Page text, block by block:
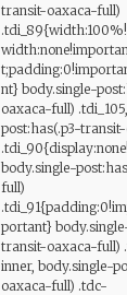
transit-oaxaca-full)
nt} body.single-
oaxaca-full)
post:has(.p3-
body.single-
full)
portant}
transit-oaxaca-full)
inner, body.single-
oaxaca-full) .tdc-